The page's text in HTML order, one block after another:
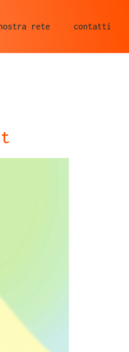
rete contatti